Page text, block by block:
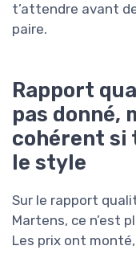
t’attendre avant
paire.
Rapport
pas donné,
cohérent si
le style
Sur le rapport
Martens, ce n’est
Les prix ont